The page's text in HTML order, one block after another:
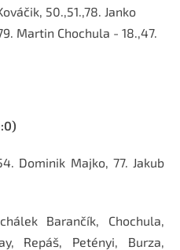
50.,51.,78. Janko
Martin Chochula - 18.,47.
Dominik Majko, 77. Jakub
Barančík, Chochula,
Repáš, Petényi, Burza,